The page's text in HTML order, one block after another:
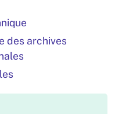
des archives